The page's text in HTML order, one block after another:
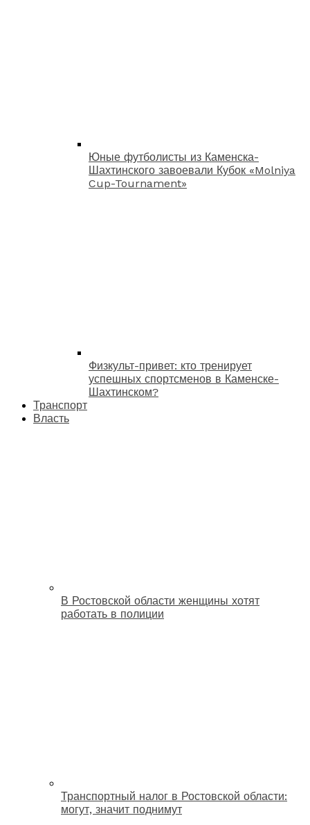
Юные футболисты из Каменска-
Шахтинского завоевали Кубок «Molniya
Cup-Tournament»
Физкульт-привет: кто тренирует
успешных спортсменов в Каменске-
Шахтинском?
Транспорт
Власть
В Ростовской области женщины хотят
работать в полиции
Транспортный налог в Ростовской области:
могут, значит поднимут